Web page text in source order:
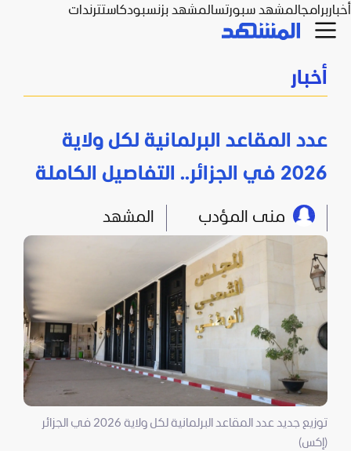
أخباربرامجالمشهد سبورتسالمشهد بزنسبودكاستترندات
أخبار
عدد المقاعد البرلمانية لكل ولاية
2026 في الجزائر.. التفاصيل الكاملة
منى المؤدب المشهد
توزيع جديد عدد المقاعد البرلمانية لكل ولاية 2026 في الجزائر
(إكس)